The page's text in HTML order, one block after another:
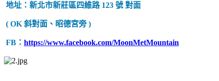
地址：新北市新莊區四維路 123 號 對面
( OK 斜對面、昭德宮旁 )
FB： https://www.facebook.com/MoonMetMountain